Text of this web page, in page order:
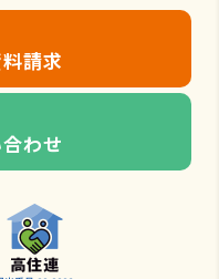
請求
わせ